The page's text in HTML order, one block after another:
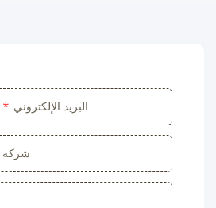
البريد الإلكتروني
شركة